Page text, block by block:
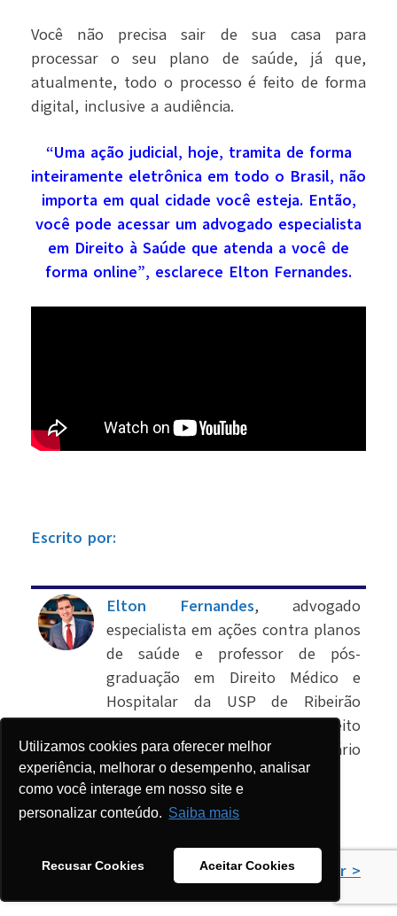
Utilizamos cookies para oferecer melhor
experiência, melhorar o desempenho, analisar
como você interage em nosso site e
personalizar conteúdo. Saiba mais
Recusar Cookies Aceitar Cookies
Você não precisa sair de sua casa para
processar o seu plano de saúde, já que,
atualmente, todo o processo é feito de forma
digital, inclusive a audiência.
“Uma ação judicial, hoje, tramita de forma
inteiramente eletrônica em todo o Brasil, não
importa em qual cidade você esteja. Então,
você pode acessar um advogado especialista
em Direito à Saúde que atenda a você de
forma online”, esclarece Elton Fernandes.
Escrito por:
Elton Fernandes, advogado
especialista em ações contra planos
de saúde e professor de pós-
graduação em Direito Médico e
Hospitalar da USP de Ribeirão
Preto, da Escola Paulista de Direito
(EPD) e do Instituto Luiz Mário
Moutinho, em Recife.
Saiba mais sobre o autor >